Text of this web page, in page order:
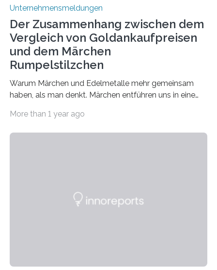
Unternehmensmeldungen
Der Zusammenhang zwischen dem
Vergleich von Goldankaufpreisen
und dem Märchen
Rumpelstilzchen
Warum Märchen und Edelmetalle mehr gemeinsam
haben, als man denkt. Märchen entführen uns in eine
Wendungen die Hauptrolle spielen. Doch haben Sie
Goldankauf einige Lehren. In Rumpelstilzchen wird das
More than 1 year ago